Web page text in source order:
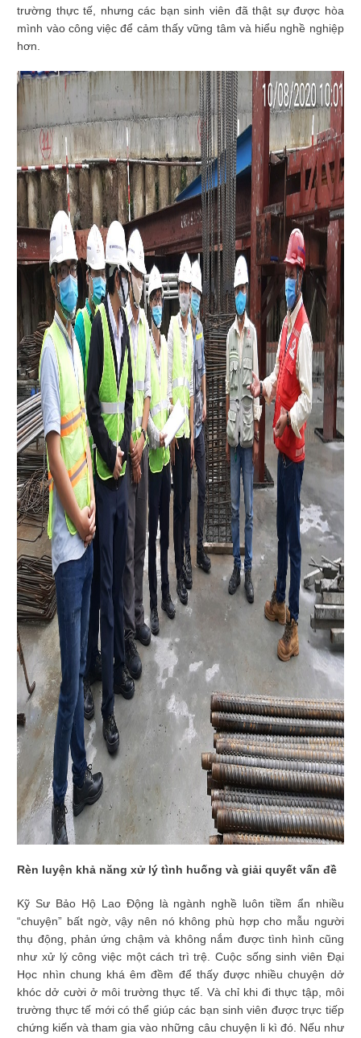
trường thực tế, nhưng các bạn sinh viên đã thật sự được hòa
mình vào công việc để cảm thấy vững tâm và hiểu nghề nghiệp
hơn.
Rèn luyện khả năng xử lý tình huống và giải quyết vấn đề
Kỹ Sư Bảo Hộ Lao Động là ngành nghề luôn tiềm ẩn nhiều
“chuyện” bất ngờ, vậy nên nó không phù hợp cho mẫu người
thụ động, phản ứng chậm và không nắm được tình hình cũng
như xử lý công việc một cách trì trệ. Cuộc sống sinh viên Đại
Học nhìn chung khá êm đềm để thấy được nhiều chuyện dở
khóc dở cười ở môi trường thực tế. Và chỉ khi đi thực tập, môi
trường thực tế mới có thể giúp các bạn sinh viên được trực tiếp
chứng kiến và tham gia vào những câu chuyện li kì đó. Nếu như